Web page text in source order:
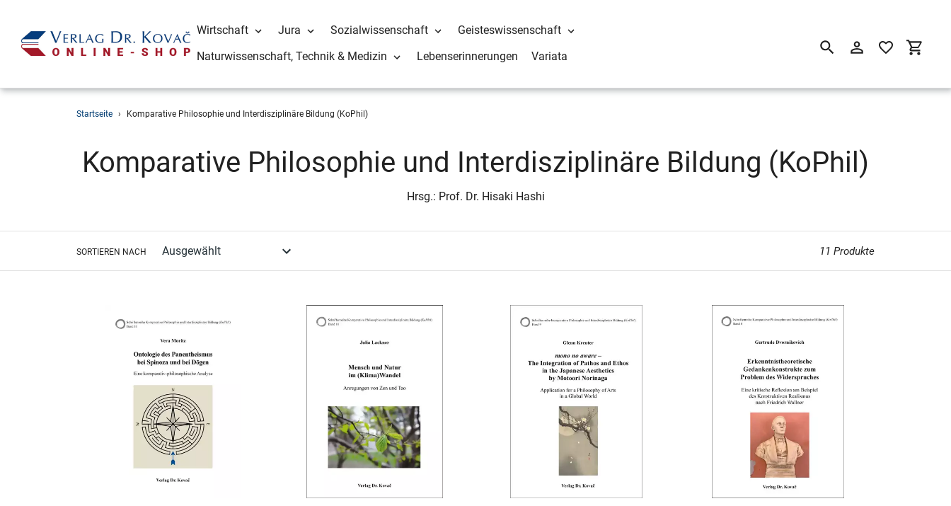
Wirtschaft Jura Sozialwissenschaft
Geisteswissenschaft
Naturwissenschaft, Technik & Medizin
Lebenserinnerungen Variata SuchenEinloggen
Startseite › Komparative Philosophie und Interdisziplinäre Bildung (KoPhil)
S
m
m
Komparative Philosophie und Interdisziplinäre Bildung (KoPhil)
Hrsg.: Prof. Dr. Hisaki Hashi
SORTIEREN NACH 11 Produkte